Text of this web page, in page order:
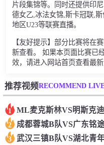
片段集锦等。同时还提供印
德女乙,冰法女锦,斯卡冠联,
地区U23等联赛直播。
【友好提示】部分比赛将在
新查看。 如果本页面比赛已
效，请进入网站首页查看最新
推荐视频RECOMMEND
1 ML麦克斯林VS明斯克
2 成都蓉城B队VS广东铭
3 武汉三镇B队VS湖北青